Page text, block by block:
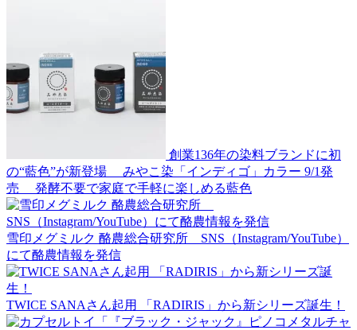
創業136年の染料ブランドに初
の“藍色”が新登場 みやこ染「インディゴ」カラー 9/1発
売 発酵不要で家庭で手軽に楽しめる藍色
雪印メグミルク 酪農総合研究所 SNS（Instagram/YouTube）
にて酪農情報を発信
TWICE SANAさん起用 「RADIRIS」から新シリーズ誕生！